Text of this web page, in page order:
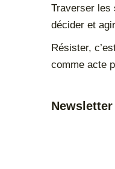
Traverser les
décider et
Résister,
comme acte
Newsletter